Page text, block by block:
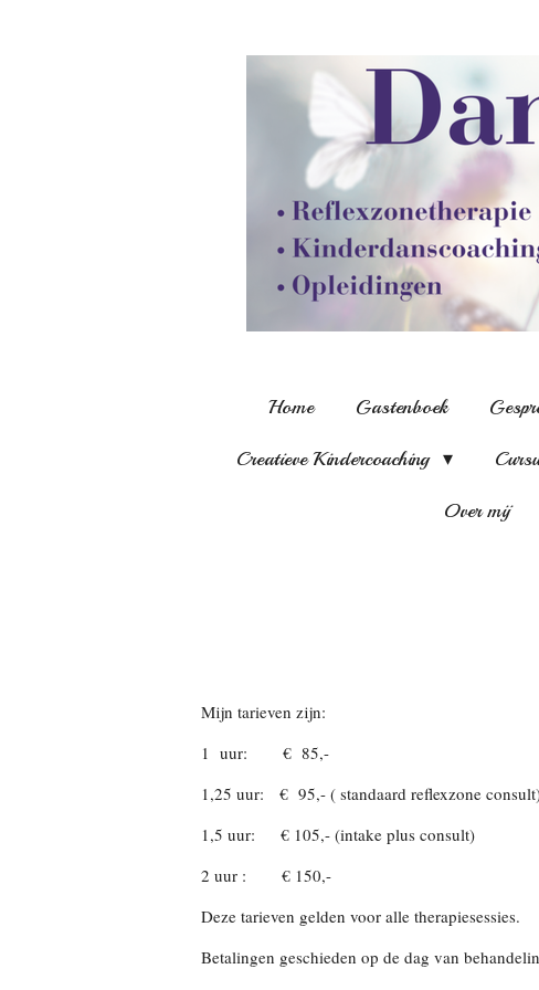
Home Gastenboek
Creatieve Kindercoaching
Over mij
Mijn tarieven zijn:
1 uur: € 85,-
1,25 uur: € 95,- ( standaard reflexzone
1,5 uur: € 105,- (intake plus consult)
2 uur : € 150,-
Deze tarieven gelden voor alle therapiesessies.
Betalingen geschieden op de dag van